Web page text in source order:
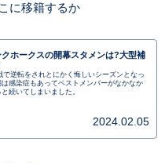
に移籍するか
ホークスの開幕スタメンは?大型補
で逆転をされとにかく悔しいシーズンとなっ
感染症もあってベストメンバーがなかなか
続いてしまいました。
2024.02.05